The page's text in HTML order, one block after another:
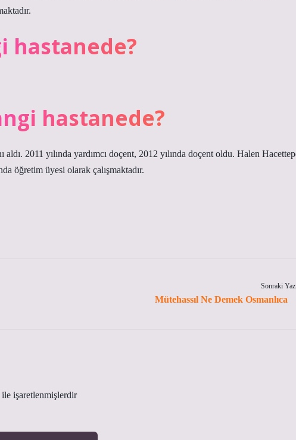
hastanede?
hastanede?
2011 yılında yardımcı doçent, 2012 yılında doçent oldu. Halen
öğretim üyesi olarak çalışmaktadır.
Sonraki
Mütehassıl Ne Demek Osmanlıca
ile işaretlenmişlerdir